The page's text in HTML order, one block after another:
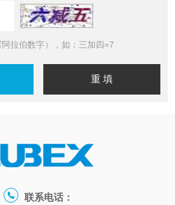
拉伯数字），如：三加四=7
联系电话：